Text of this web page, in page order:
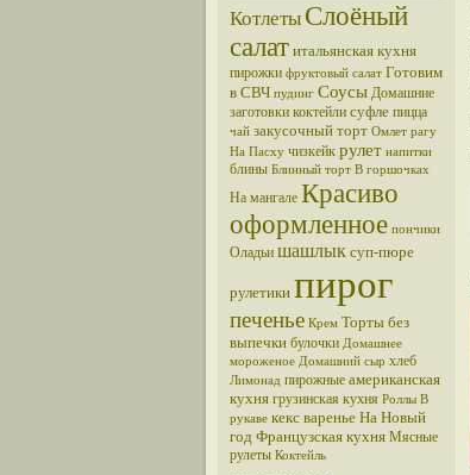
Котлеты Слоёный
салат итальянская кухня
пирожки фруктовый салат Готовим
в СВЧ пудинг Соусы Домашние
заготовки коктейли суфле пицца
чай закусочный торт Омлет рагу
На Пасху чизкейк рулет напитки
блины Блинный торт В горшочках
На мангале Красиво
оформленное пончики
Оладьи шашлык суп-пюре
рулетики пирог
печенье Крем Торты без
выпечки булочки Домашнее
мороженое Домашний сыр хлеб
Лимонад пирожные американская
кухня грузинская кухня Роллы В
рукаве кекс варенье На Новый
год Французская кухня Мясные
рулеты Коктейль